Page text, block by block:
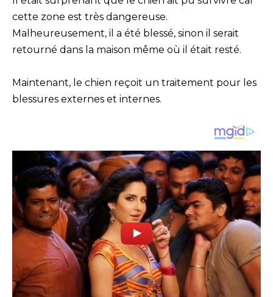
cette zone est très dangereuse.
Malheureusement, il a été blessé, sinon il serait
retourné dans la maison même où il était resté.
Maintenant, le chien reçoit un traitement pour les
blessures externes et internes.